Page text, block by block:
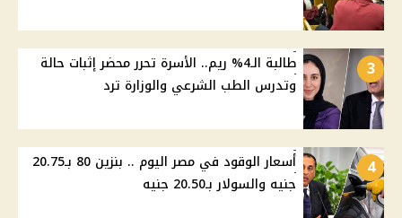
3
طالبة الـ4% ريم.. الأسرة تحرر محضر إثبات حالة
وتدرس الطب الشرعي والوزارة ترد
4
أسعار الوقود في مصر اليوم .. بنزين 80 بـ20.75
جنيه والسولار بـ20.50 جنيه